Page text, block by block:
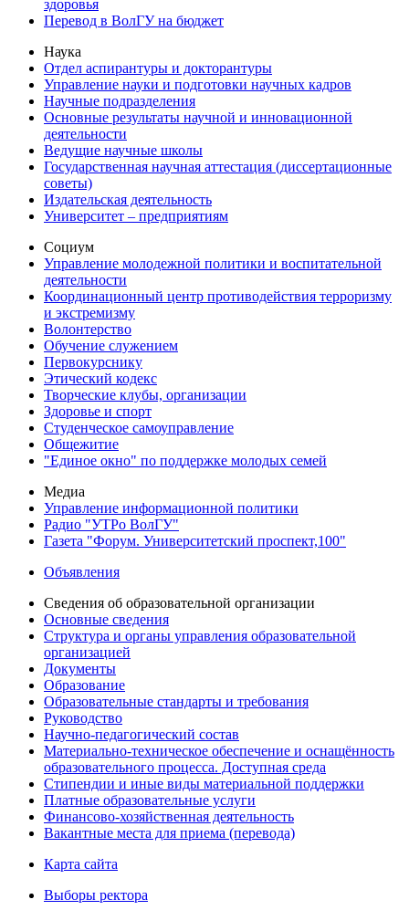
здоровья
Перевод в ВолГУ на бюджет
Наука
Отдел аспирантуры и докторантуры
Управление науки и подготовки научных кадров
Научные подразделения
Основные результаты научной и инновационной
деятельности
Ведущие научные школы
Государственная научная аттестация (диссертационные
советы)
Издательская деятельность
Университет – предприятиям
Социум
Управление молодежной политики и воспитательной
деятельности
Координационный центр противодействия терроризму
и экстремизму
Волонтерство
Обучение служением
Первокурснику
Этический кодекс
Творческие клубы, организации
Здоровье и спорт
Студенческое самоуправление
Общежитие
"Единое окно" по поддержке молодых семей
Медиа
Управление информационной политики
Радио "УТРо ВолГУ"
Газета "Форум. Университетский проспект,100"
Объявления
Сведения об образовательной организации
Основные сведения
Структура и органы управления образовательной
организацией
Документы
Образование
Образовательные стандарты и требования
Руководство
Научно-педагогический состав
Материально-техническое обеспечение и оснащённость
образовательного процесса. Доступная среда
Стипендии и иные виды материальной поддержки
Платные образовательные услуги
Финансово-хозяйственная деятельность
Вакантные места для приема (перевода)
Карта сайта
Выборы ректора